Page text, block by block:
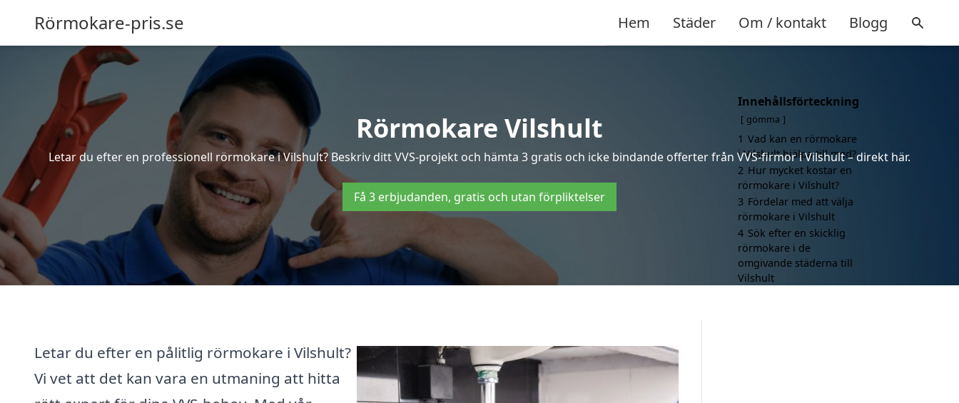
Rörmokare-pris.se Hem Städer Om / kontakt Blogg
Rörmokare Vilshult
Letar du efter en professionell rörmokare i Vilshult? Beskriv ditt VVS-projekt och hämta 3 gratis och icke bindande offerter från VVS-firmor i Vilshult – direkt här.
Få 3 erbjudanden, gratis och utan förpliktelser
Letar du efter en pålitlig rörmokare i Vilshult?
Vi vet att det kan vara en utmaning att hitta
Innehållsförteckning
gömma
1 Vad kan en rörmokare
i Vilshult hjälpa till med?
2 Hur mycket kostar en
rörmokare i Vilshult?
3 Fördelar med att välja
rörmokare i Vilshult
4 Sök efter en skicklig
rörmokare i de
omgivande städerna till
Vilshult